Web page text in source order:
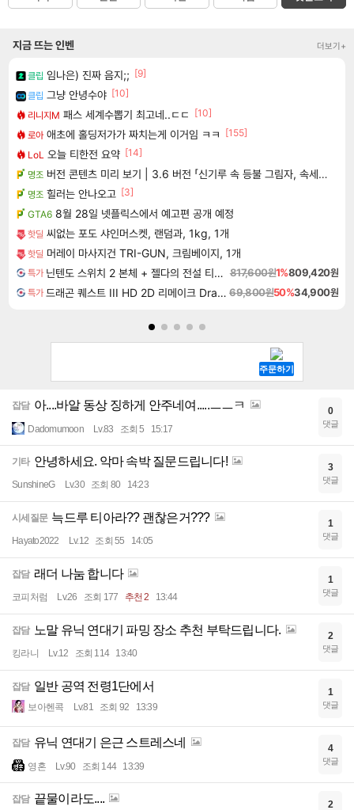
지금 뜨는 인벤 더보기+
클립 임나은) 진짜 음지;; [9]
클립 그냥 안녕수야 [10]
리니지M 패스 세계수뽑기 최고네..ㄷㄷ
[10]
로아 애초에 홀딩저가가 짜치는게 이거임 ㅋㅋ
[155]
LoL 오늘 티한전 요약 [14]
명조 버전 콘텐츠 미리 보기 | 3.6 버전 「신기루 속 등불 그림자, 속세에 깃든 검의 결심」이 8월 20일에 업데이트됩니다!
명조 힐러는 안나오고 [3]
GTA6 8월 28일 넷플릭스에서 예고편 공개 예정
핫딜 씨없는 포도 샤인머스켓, 랜덤과, 1kg, 1개
핫딜 머레이 마사지건 TRI-GUN, 크림베이지, 1개
특가 닌텐도 스위치 2 본체 + 젤다의 전설 티어스 오브 더 킹덤 닌텐도 스위치 2 에디션 + 젤다의 전설 브레스 오브 더 와일드 닌텐도 스위치 2 에디션 번들 817,600원1%809,420원
특가 드래곤 퀘스트 III HD 2D 리메이크 Dragon Quest III HD 2D Remake 69,800원50%34,900원
잡담 아....바알 동상 징하게 안주네여.....ㅡㅡㅋ
Dadomumoon Lv.83 조회 5 15:17
0
댓글
기타 안녕하세요. 악마 속박 질문드립니다!
SunshineG Lv.30 조회 80 14:23
3
댓글
시세질문 늑드루 티아라?? 괜찮은거???
Hayato2022 Lv.12 조회 55 14:05
1
댓글
잡담 래더 나눔 합니다
코피처럼 Lv.26 조회 177 추천 2 13:44
1
댓글
잡담 노말 유닉 연대기 파밍 장소 추천 부탁드립니다.
킹라니 Lv.12 조회 114 13:40
2
댓글
잡담 일반 공역 전령1단에서
보아헨콕 Lv.81 조회 92 13:39
1
댓글
잡담 유닉 연대기 은근 스트레스네
영혼 Lv.90 조회 144 13:39
4
댓글
잡담 끝물이라도.... 2